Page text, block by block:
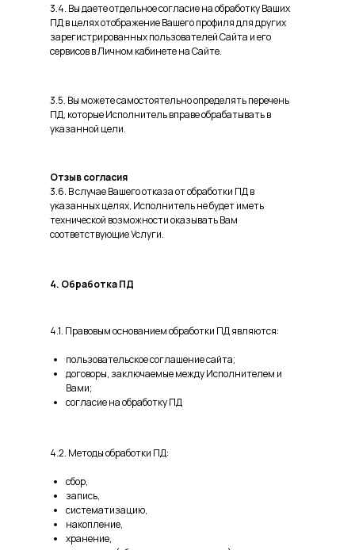
3.4. Вы даете отдельное согласие на обработку Ваших
ПД в целях отображение Вашего профиля для других
зарегистрированных пользователей Сайта и его
сервисов в Личном кабинете на Сайте.
3.5. Вы можете самостоятельно определять перечень
ПД, которые Исполнитель вправе обрабатывать в
указанной цели.
Отзыв согласия
3.6. В случае Вашего отказа от обработки ПД в
указанных целях, Исполнитель не будет иметь
технической возможности оказывать Вам
соответствующие Услуги.
4. Обработка ПД
4.1. Правовым основанием обработки ПД являются:
пользовательское соглашение сайта;
договоры, заключаемые между Исполнителем и
Вами;
согласие на обработку ПД
4.2. Методы обработки ПД:
сбор,
запись,
систематизацию,
накопление,
хранение,